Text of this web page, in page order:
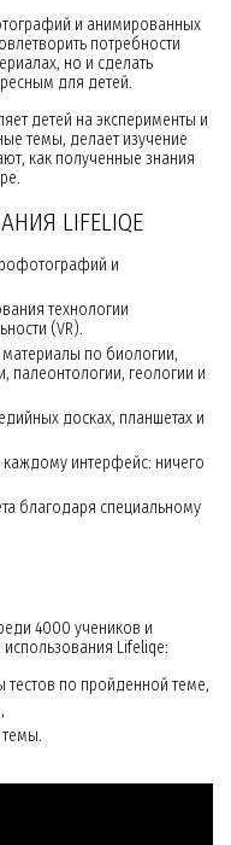
и анимированных
потребности
но и сделать
для детей.
детей на эксперименты и
темы, делает изучение
как полученные знания
LIFELIQE
и
технологии
(VR).
по биологии,
палеонтологии, геологии и
досках, планшетах и
каждому интерфейс: ничего
благодаря специальному
4000 учеников и
Lifeliqe:
тестов по пройденной теме,